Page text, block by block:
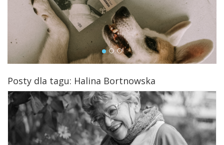
Posty dla tagu: Halina Bortnowska